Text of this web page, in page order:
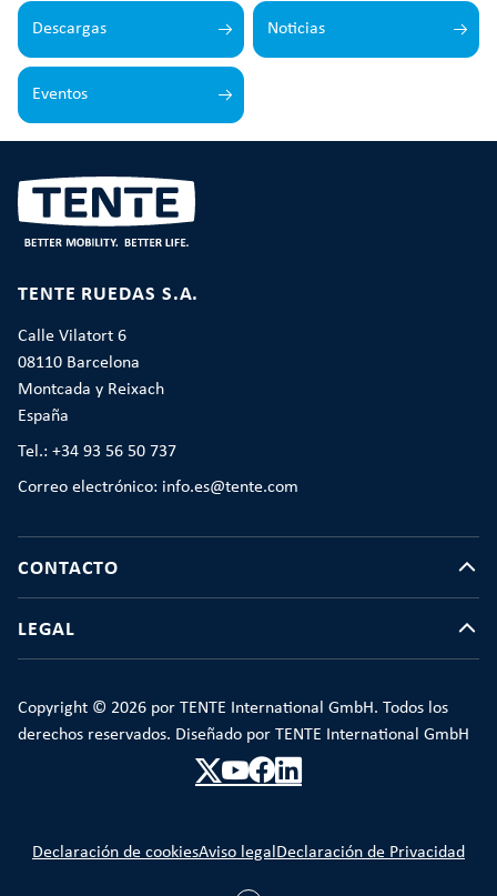
Descargas Noticias
Eventos
TENTE RUEDAS S.A.
Calle Vilatort 6
08110 Barcelona
Montcada y Reixach
España
Tel.: +34 93 56 50 737
Correo electrónico: info.es@tente.com
CONTACTO
LEGAL
Copyright © 2026 por TENTE International GmbH. Todos los
derechos reservados. Diseñado por TENTE International GmbH
Declaración de cookiesAviso legalDeclaración de Privacidad